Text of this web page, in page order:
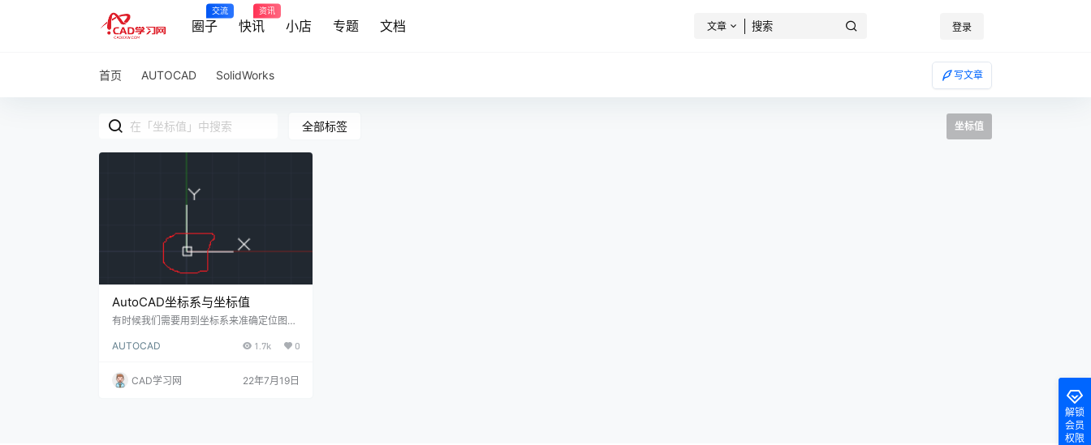
圈子
交流
快讯
资讯
小店 专题 文档 文章 登录
首页 AUTOCAD SolidWorks 写文章
全部标签 坐标值
AutoCAD坐标系与坐标值
有时候我们需要用到坐标系来准确定位图元
有世界坐标系（WCS）与用户.
AUTOCAD 1.7k 0
CAD学习网 22年7月19日
解锁
会员
权限